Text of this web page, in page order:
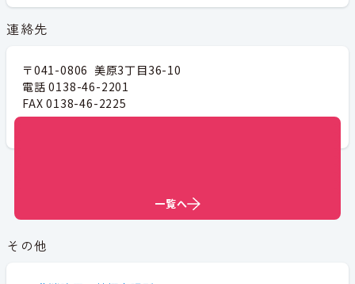
連絡先
〒041-0806 美原3丁目36-10
電話 0138-46-2201
FAX 0138-46-2225
メールアドレス fd-kita@city.hakodate.hokkaido.jp
一覧へ
一覧へ
その他